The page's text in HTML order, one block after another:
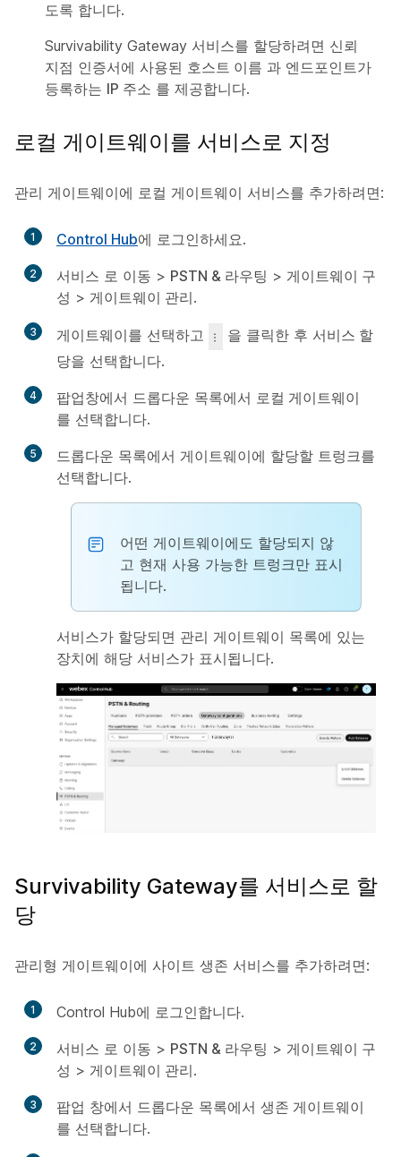
도록 합니다.
Survivability Gateway 서비스를 할당하려면 신뢰
지점 인증서에 사용된 호스트 이름 과 엔드포인트가
등록하는 IP 주소 를 제공합니다.
로컬 게이트웨이를 서비스로 지정
관리 게이트웨이에 로컬 게이트웨이 서비스를 추가하려면:
1 Control Hub에 로그인하세요.
2 서비스 로 이동 > PSTN & 라우팅 > 게이트웨이 구
성 > 게이트웨이 관리.
3 게이트웨이를 선택하고 을 클릭한 후 서비스 할
당을 선택합니다.
4 팝업창에서 드롭다운 목록에서 로컬 게이트웨이
를 선택합니다.
5
드롭다운 목록에서 게이트웨이에 할당할 트렁크를
선택합니다.
어떤 게이트웨이에도 할당되지 않
고 현재 사용 가능한 트렁크만 표시
됩니다.
서비스가 할당되면 관리 게이트웨이 목록에 있는
장치에 해당 서비스가 표시됩니다.
Survivability Gateway를 서비스로 할
당
관리형 게이트웨이에 사이트 생존 서비스를 추가하려면:
1 Control Hub에 로그인합니다.
2 서비스 로 이동 > PSTN & 라우팅 > 게이트웨이 구
성 > 게이트웨이 관리.
3 팝업 창에서 드롭다운 목록에서 생존 게이트웨이
를 선택합니다.